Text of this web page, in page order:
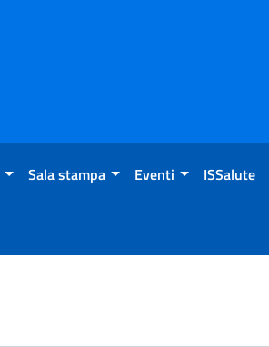
Sala stampa Eventi ISSalute